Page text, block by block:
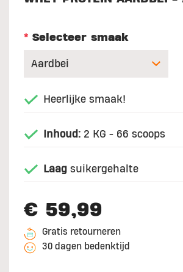
* Selecteer smaak
Heerlijke smaak!
Inhoud: 2 KG - 66 scoops
Laag suikergehalte
€ 59,99
Gratis retourneren
30 dagen bedenktijd